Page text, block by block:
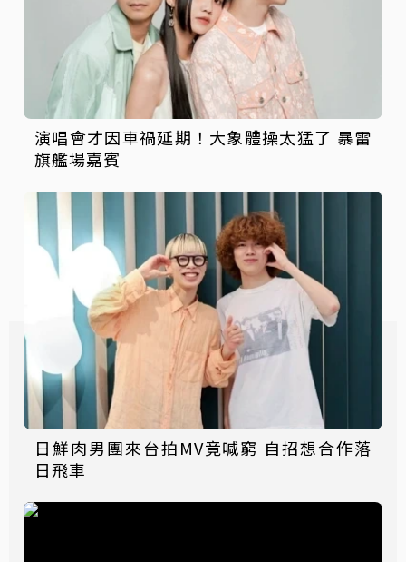
演唱會才因車禍延期！大象體操太猛了 暴雷
旗艦場嘉賓
日鮮肉男團來台拍MV竟喊窮 自招想合作落
日飛車